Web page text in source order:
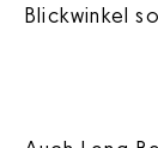
Blickwinkel